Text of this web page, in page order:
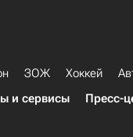
ЗОЖ Хоккей
и сервисы Пресс-